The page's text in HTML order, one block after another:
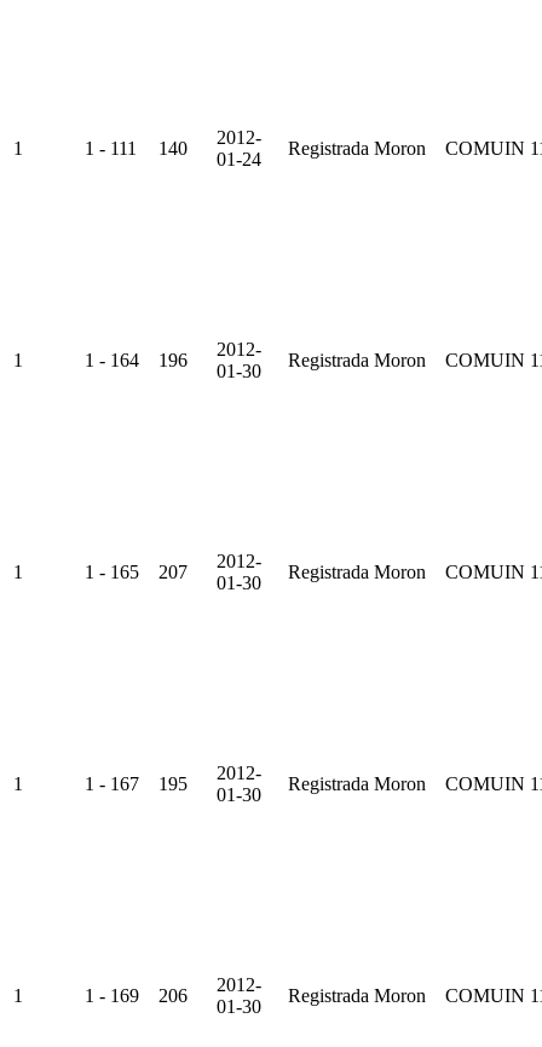
1 1 - 111 140
2012-
01-24
Registrada Moron COMUIN
1 1 - 164 196
2012-
01-30
Registrada Moron COMUIN
1 1 - 165 207
2012-
01-30
Registrada Moron COMUIN
1 1 - 167 195
2012-
01-30
Registrada Moron COMUIN
1 1 - 169 206
2012-
01-30
Registrada Moron COMUIN